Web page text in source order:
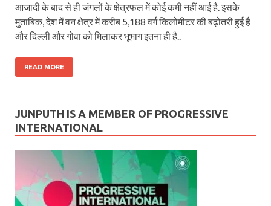
आजादी के बाद से ही जंगलों के क्षेत्रफल में कोई कमी नहीं आई है. इसके
मुताबिक, देश में वन क्षेत्र में करीब 5,188 वर्ग किलोमीटर की बढ़ोतरी हुई है
और दिल्ली और गोवा को मिलाकर भूभाग इतना ही है..
READ MORE
JUNPUTH IS A MEMBER OF PROGRESSIVE
INTERNATIONAL